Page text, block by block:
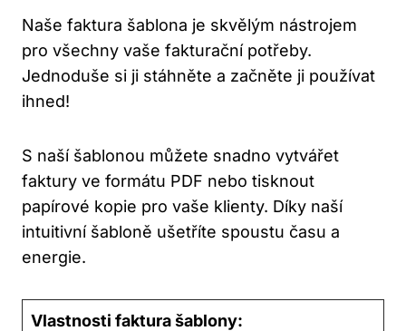
Naše faktura​ šablona je skvělým nástrojem
pro všechny vaše fakturační potřeby.
Jednoduše⁣ si ji stáhněte a začněte ‌ji používat
ihned!
S naší šablonou můžete snadno vytvářet
faktury ve ⁣formátu PDF nebo tisknout
papírové kopie pro vaše klienty. Díky naší
intuitivní šabloně​ ušetříte spoustu času a
energie.
Vlastnosti faktura šablony: